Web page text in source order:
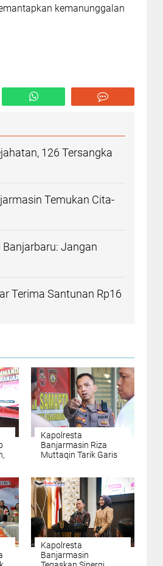
kemanunggalan
126 Tersangka
Temukan Cita-
Banjarbaru: Jangan
Terima Santunan Rp16
Kapolresta
Banjarmasin Riza
Muttaqin Tarik Garis
Nyambung dari Pusat
hingga Wilayah
Kapolresta
Banjarmasin